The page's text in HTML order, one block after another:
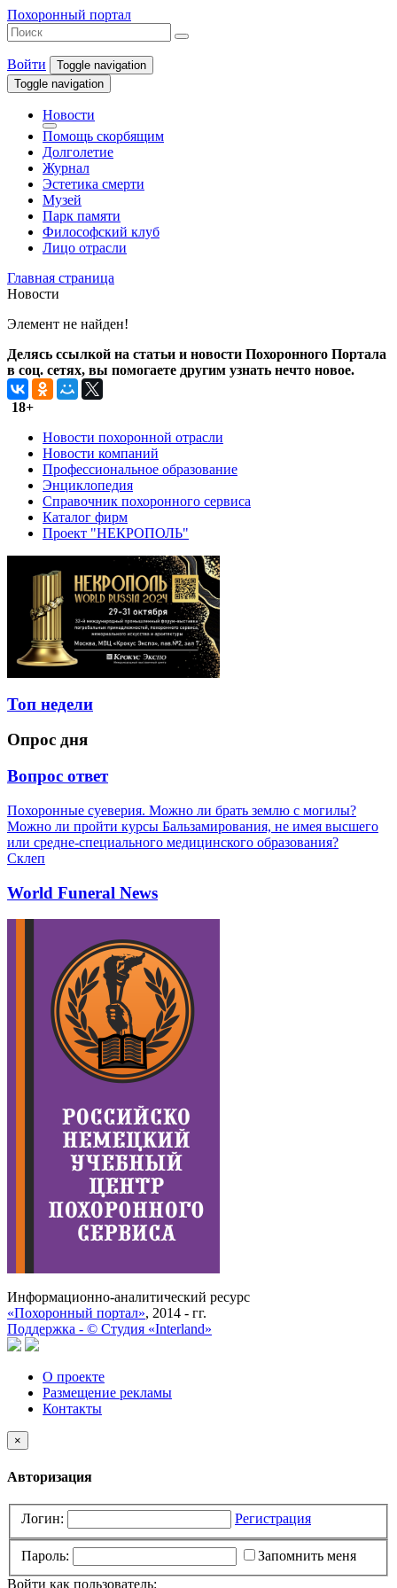
Похоронный портал
Войти
Toggle navigation
Toggle navigation
Новости
Помощь скорбящим
Долголетие
Журнал
Эстетика смерти
Музей
Парк памяти
Философский клуб
Лицо отрасли
Главная страница
Новости
Элемент не найден!
Делясь ссылкой на статьи и новости Похоронного Портала
в соц. сетях, вы помогаете другим узнать нечто новое.
18+
Новости похоронной отрасли
Новости компаний
Профессиональное образование
Энциклопедия
Справочник похоронного сервиса
Каталог фирм
Проект "НЕКРОПОЛЬ"
Топ недели
Опрос дня
Вопрос ответ
Похоронные суеверия. Можно ли брать землю с могилы?
Можно ли пройти курсы Бальзамирования, не имея высшего
или средне-специального медицинского образования?
Склеп
World Funeral News
Информационно-аналитический ресурс
«Похоронный портал», 2014 - гг.
Поддержка - © Cтудия «Interland»
О проекте
Размещение рекламы
Контакты
×
Авторизация
Логин: Регистрация
Пароль:
Запомнить меня
Войти как пользователь: